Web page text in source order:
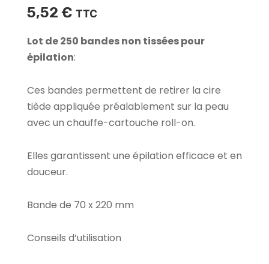
5,52 € TTC
Lot de 250 bandes non tissées pour
épilation:
Ces bandes permettent de retirer la cire
tiède appliquée préalablement sur la peau
avec un chauffe-cartouche roll-on.
Elles garantissent une épilation efficace et en
douceur.
Bande de 70 x 220 mm
Conseils d’utilisation